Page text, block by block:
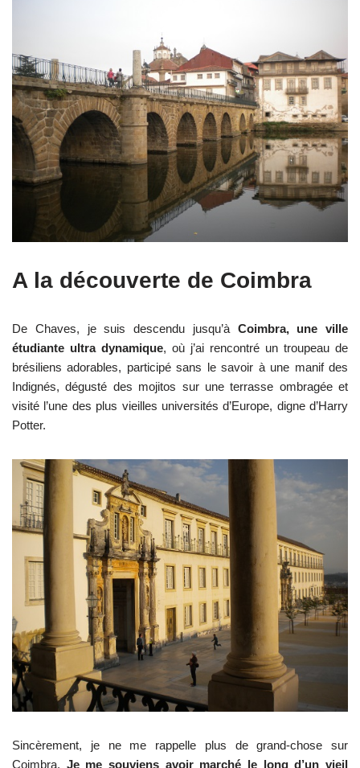
A la découverte de Coimbra
De Chaves, je suis descendu jusqu’àCoimbra, une ville
étudiante ultra dynamique, où j’ai rencontré un troupeau de
brésiliens adorables, participé sans le savoir à une manif des
Indignés, dégusté des mojitos sur une terrasse ombragée et
visité l’une des plus vieilles universités d’Europe, digne d’Harry
Potter.
Sincèrement, je ne me rappelle plus de grand-chose sur
Coimbra. Je me souviens avoir marché le long d’un vieil